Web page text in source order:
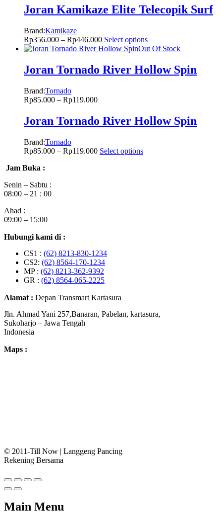
Joran Kamikaze Elite Telecopik Surf
Brand:Kamikaze
Rp356.000 – Rp446.000 Select options
Out Of Stock
Joran Tornado River Hollow Spin
Brand:Tornado
Rp85.000 – Rp119.000
Joran Tornado River Hollow Spin
Brand:Tornado
Rp85.000 – Rp119.000 Select options
Jam Buka :
Senin – Sabtu :
08:00 – 21 : 00
Ahad :
09:00 – 15:00
Hubungi kami di :
CS1 : (62) 8213-830-1234
CS2: (62) 8564-170-1234
MP : (62) 8213-362-9392
GR : (62) 8564-065-2225
Alamat : Depan Transmart Kartasura
Jln. Ahmad Yani 257,Banaran, Pabelan, kartasura,
Sukoharjo – Jawa Tengah
Indonesia
Maps :
© 2011-Till Now | Langgeng Pancing
Rekening Bersama
Main Menu